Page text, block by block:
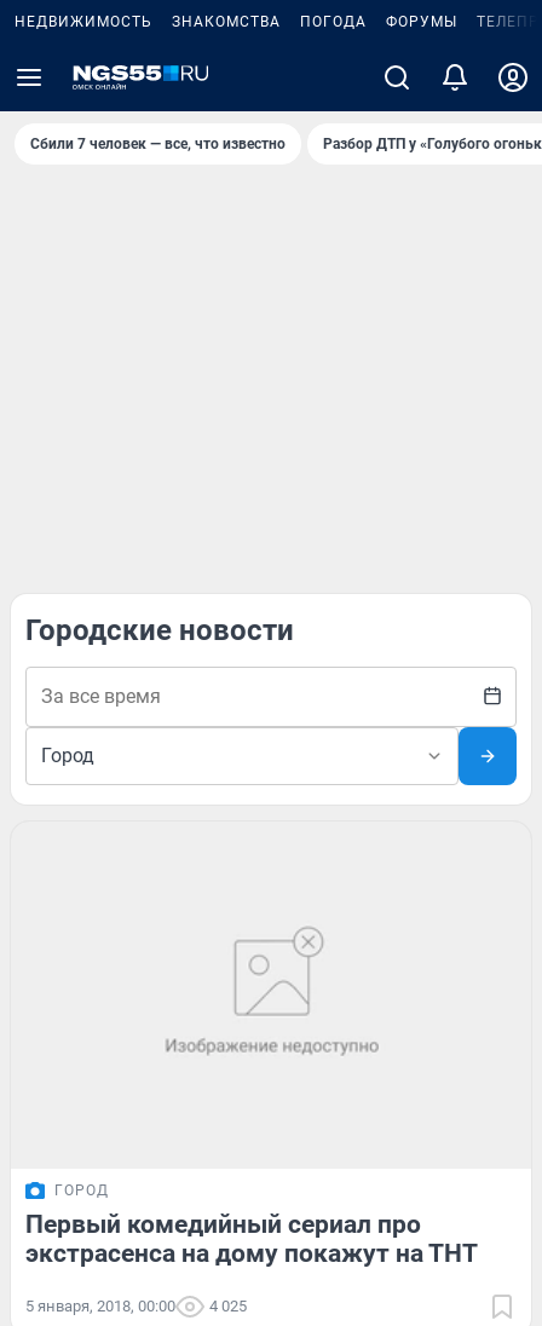
НЕДВИЖИМОСТЬ ЗНАКОМСТВА ПОГОДА ФОРУМЫ
Сбили 7 человек — все, что известно Разбор ДТП у «Голубого
Городские новости
ГОРОД
Первый комедийный сериал про
экстрасенса на дому покажут на ТНТ
5 января, 2018, 00:00 4 025